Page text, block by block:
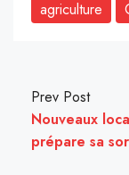
agriculture
Prev Post
Nouveaux
prépare sa